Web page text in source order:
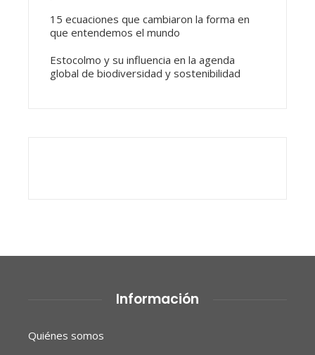
15 ecuaciones que cambiaron la forma en
que entendemos el mundo
Estocolmo y su influencia en la agenda
global de biodiversidad y sostenibilidad
Información
Quiénes somos